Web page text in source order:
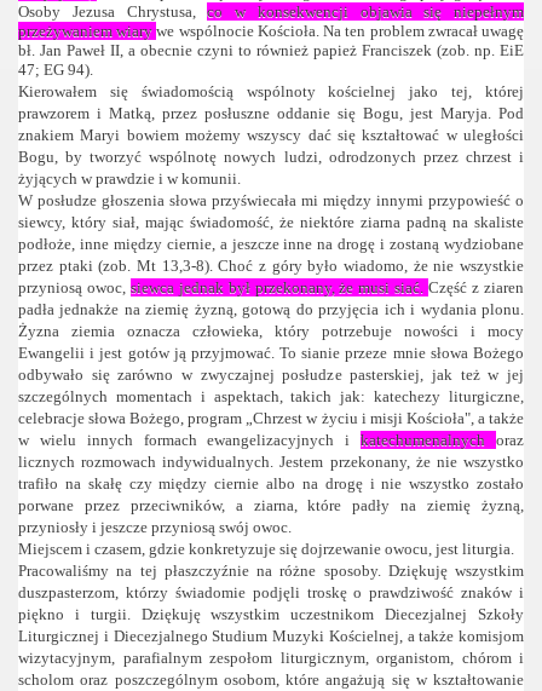
Osoby Jezusa Chrystusa,co w konsekwencji objawia się niepełnym
przeżywaniem wiarywe wspólnocie Kościoła. Na ten problem zwracał uwagę
bł. Jan Paweł II, a obecnie czyni to również papież Franciszek (zob. np. EiE
47; EG 94).
Kierowałem się świadomością wspólnoty kościelnej jako tej, której
prawzorem i Matką, przez posłuszne oddanie się Bogu, jest Maryja. Pod
znakiem Maryi bowiem możemy wszyscy dać się kształtować w uległości
Bogu, by tworzyć wspólnotę nowych ludzi, odrodzonych przez chrzest i
żyjących w prawdzie i w komunii.
W posłudze głoszenia słowa przyświecała mi między innymi przypowieść o
siewcy, który siał, mając świadomość, że niektóre ziarna padną na skaliste
podłoże, inne między ciernie, a jeszcze inne na drogę i zostaną wydziobane
przez ptaki (zob. Mt 13,3-8). Choć z góry było wiadomo, że nie wszystkie
przyniosą owoc, siewca jednak był przekonany, że musi siać.Część z ziaren
padła jednakże na ziemię żyzną, gotową do przyjęcia ich i wydania plonu.
Żyzna ziemia oznacza człowieka, który potrzebuje nowości i mocy
Ewangelii i jest gotów ją przyjmować. To sianie przeze mnie słowa Bożego
odbywało się zarówno w zwyczajnej posłudze pasterskiej, jak też w jej
szczególnych momentach i aspektach, takich jak: katechezy liturgiczne,
celebracje słowa Bożego, program „Chrzest w życiu i misji Kościoła", a także
w wielu innych formach ewangelizacyjnych ikatechumenalnychoraz
licznych rozmowach indywidualnych. Jestem przekonany, że nie wszystko
trafiło na skałę czy między ciernie albo na drogę i nie wszystko zostało
porwane przez przeciwników, a ziarna, które padły na ziemię żyzną,
przyniosły i jeszcze przyniosą swój owoc.
Miejscem i czasem, gdzie konkretyzuje się dojrzewanie owocu, jest liturgia.
Pracowaliśmy na tej płaszczyźnie na różne sposoby. Dziękuję wszystkim
duszpasterzom, którzy świadomie podjęli troskę o prawdziwość znaków i
piękno i turgii. Dziękuję wszystkim uczestnikom Diecezjalnej Szkoły
Liturgicznej i Diecezjalnego Studium Muzyki Kościelnej, a także komisjom
wizytacyjnym, parafialnym zespołom liturgicznym, organistom, chórom i
scholom oraz poszczególnym osobom, które angażują się w kształtowanie